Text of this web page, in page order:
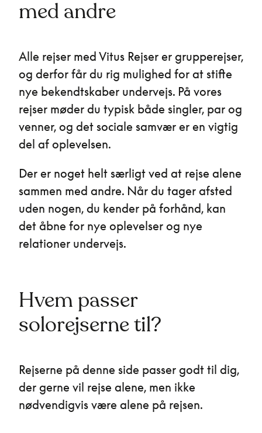
med andre
Alle rejser med Vitus Rejser er grupperejser,
og derfor får du rig mulighed for at stifte
nye bekendtskaber undervejs. På vores
rejser møder du typisk både singler, par og
venner, og det sociale samvær er en vigtig
del af oplevelsen.
Der er noget helt særligt ved at rejse alene
sammen med andre. Når du tager afsted
uden nogen, du kender på forhånd, kan
det åbne for nye oplevelser og nye
relationer undervejs.
Hvem passer
solorejserne til?
Rejserne på denne side passer godt til dig,
der gerne vil rejse alene, men ikke
nødvendigvis være alene på rejsen.